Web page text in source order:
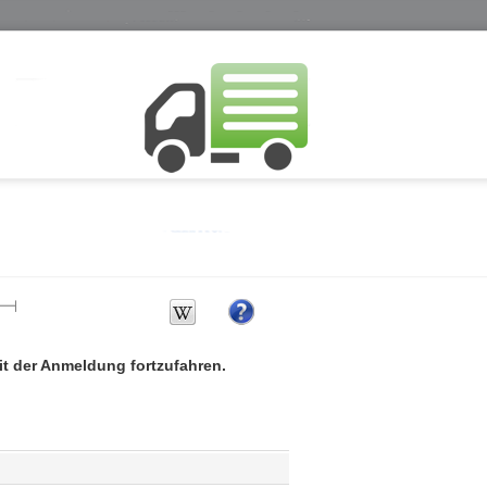
der Anmeldung fortzufahren.